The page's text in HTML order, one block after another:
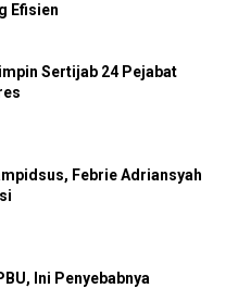
Efisien
Sertijab 24 Pejabat
Febrie Adriansyah
Ini Penyebabnya